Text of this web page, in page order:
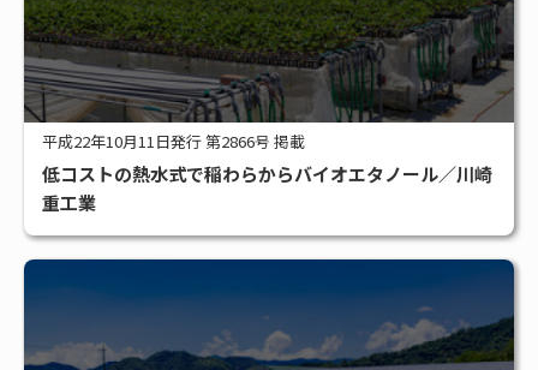
平成22年10月11日発行 第2866号 掲載
低コストの熱水式で稲わらからバイオエタノール／川崎
重工業